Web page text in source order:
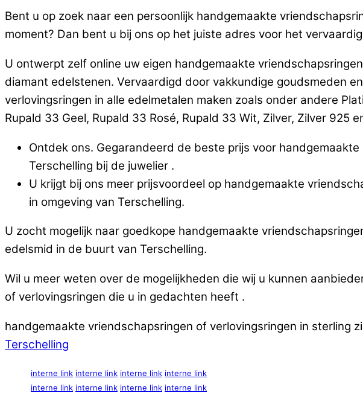
Bent u op zoek naar een persoonlijk handgemaakte
moment? Dan bent u bij ons op het juiste adres voor het
U ontwerpt zelf online uw eigen handgemaakte
diamant edelstenen. Vervaardigd door vakkundige goudsmeden
verlovingsringen in alle edelmetalen maken zoals onder andere
Rupald 33 Geel, Rupald 33 Rosé, Rupald 33 Wit, Zilver, Zilver 925
Ontdek ons. Gegarandeerd de beste prijs voor
Terschelling bij de juwelier .
U krijgt bij ons meer prijsvoordeel op handgemaakte
in omgeving van Terschelling.
U zocht mogelijk naar goedkope handgemaakte
edelsmid in de buurt van Terschelling.
Wil u meer weten over de mogelijkheden die wij u kunnen
of verlovingsringen die u in gedachten heeft .
handgemaakte vriendschapsringen of verlovingsringen in sterling
Terschelling
interne link interne link interne link interne link
interne link interne link interne link interne link